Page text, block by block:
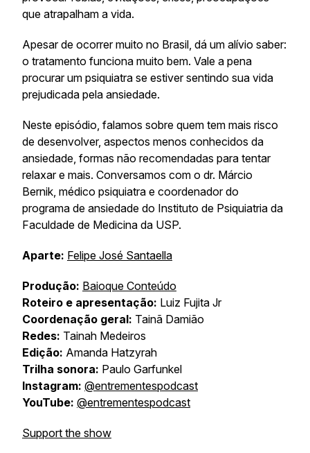
que atrapalham a vida.
Apesar de ocorrer muito no Brasil, dá um alívio saber:
o tratamento funciona muito bem. Vale a pena
procurar um psiquiatra se estiver sentindo sua vida
prejudicada pela ansiedade.
Neste episódio, falamos sobre quem tem mais risco
de desenvolver, aspectos menos conhecidos da
ansiedade, formas não recomendadas para tentar
relaxar e mais. Conversamos com o dr. Márcio
Bernik, médico psiquiatra e coordenador do
programa de ansiedade do Instituto de Psiquiatria da
Faculdade de Medicina da USP.
Aparte: Felipe José Santaella
Produção: Baioque Conteúdo
Roteiro e apresentação: Luiz Fujita Jr
Coordenação geral: Tainã Damião
Redes: Tainah Medeiros
Edição: Amanda Hatzyrah
Trilha sonora: Paulo Garfunkel
Instagram: @entrementespodcast
YouTube: @entrementespodcast
Support the show